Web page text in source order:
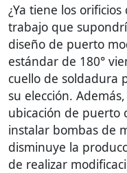
¿Ya tiene los
trabajo que
diseño de puerto
estándar de 180°
cuello de soldadura
su elección.
ubicación de puerto
instalar bombas de
disminuye la
de realizar